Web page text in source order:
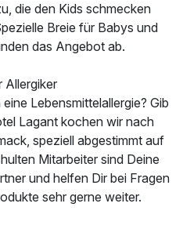
die den Kids schmecken
Breie für Babys und
das Angebot ab.
Allergiker
Lebensmittelallergie? Gib
Lagant kochen wir nach
speziell abgestimmt auf
Mitarbeiter sind Deine
und helfen Dir bei Fragen
sehr gerne weiter.